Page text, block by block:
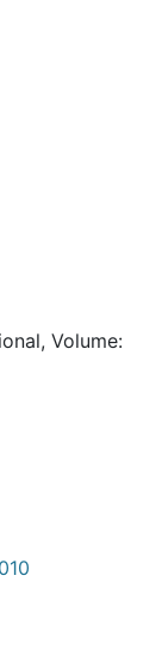
Volume: